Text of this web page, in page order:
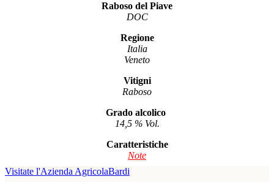
Raboso del Piave
DOC
Regione
Italia
Veneto
Vitigni
Raboso
Grado alcolico
14,5 % Vol.
Caratteristiche
Note
Visitate l'Azienda AgricolaBardi